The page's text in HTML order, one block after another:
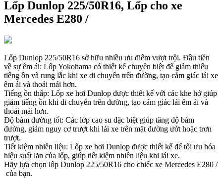
Lốp Dunlop 225/50R16, Lốp cho xe
Mercedes E280 /
Lốp Dunlop 225/50R16 sở hữu nhiều ưu điểm vượt trội. Đầu tiền
về sự êm ái: Lốp Yokohama có thiết kế chuyên biệt để giảm thiểu
tiếng ồn và rung lắc khi xe di chuyển trên đường, tạo cảm giác lái xe
êm ái và thoải mái hơn.
Tiếng ồn thấp: Lốp xe hơi Dunlop được thiết kế với các khe hở giúp
giảm tiếng ồn khi di chuyển trên đường, tạo cảm giác lái êm ái và
thoải mái hơn.
Độ bám đường tốt: Các lớp cao su đặc biệt giúp tăng độ bám
đường, giảm nguy cơ trượt khi lái xe trên mặt đường ướt hoặc trơn
trượt.
Tiết kiệm nhiên liệu: Lốp xe hơi Dunlop được thiết kế để tối ưu hóa
hiệu suất lăn của lốp, giúp tiết kiệm nhiên liệu khi lái xe.
Hãy lựa chọn lốp Dunlop 225/50R16 cho chiếc xe Mercedes E280 /
của bạn.